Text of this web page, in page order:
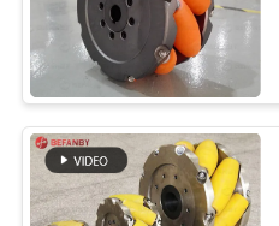
UNS
IN
VERBINDUNG
NACHRICHTEN